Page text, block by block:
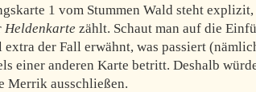
1 vom Stummen Wald steht
Heldenkarte zählt. Schaut man auf die
der Fall erwähnt, was passiert
einer anderen Karte betritt. Deshalb
Merrik ausschließen.